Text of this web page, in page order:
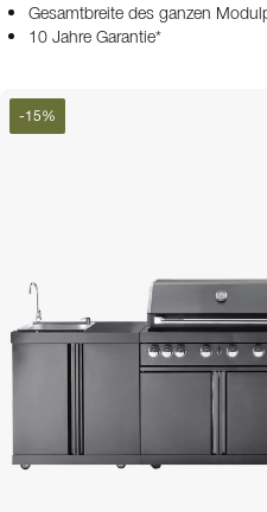
Gesamtbreite des ganzen
10 Jahre Garantie*
-15%